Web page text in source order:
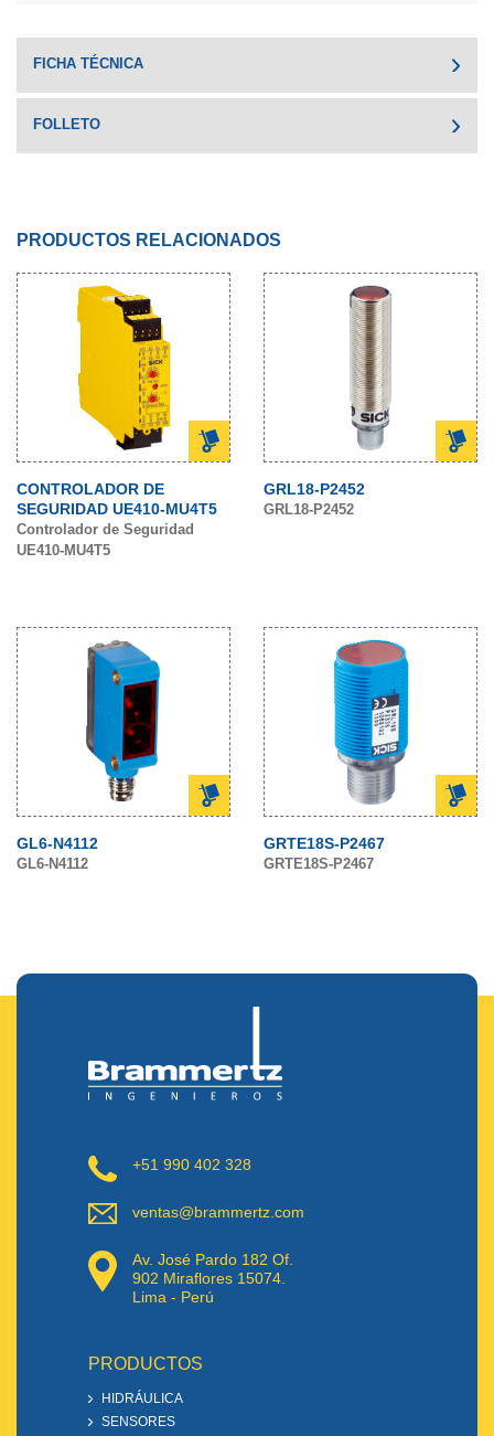
FICHA TÉCNICA
FOLLETO
PRODUCTOS RELACIONADOS
CONTROLADOR DE
SEGURIDAD UE410-MU4T5
Controlador de Seguridad
UE410-MU4T5
GRL18-P2452
GRL18-P2452
GL6-N4112
GL6-N4112
GRTE18S-P2467
GRTE18S-P2467
+51 990 402 328
ventas@brammertz.com
Av. José Pardo 182 Of.
902 Miraflores 15074.
Lima - Perú
PRODUCTOS
HIDRÁULICA
SENSORES